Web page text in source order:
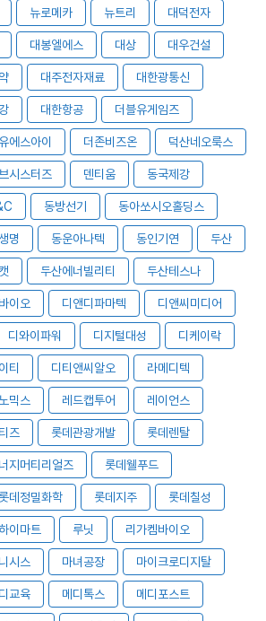
뉴로메카 뉴트리 대덕전자
대봉엘에스 대상 대우건설
대주전자재료 대한광통신
대한항공 더블유게임즈
에스아이 더존비즈온 덕산네오룩스
시스터즈 덴티움 동국제강
동방선기 동아쏘시오홀딩스
명 동운아나텍 동인기연 두산
두산에너빌리티 두산테스나
이오 디앤디파마텍 디앤씨미디어
디와이파워 디지털대성 디케이락
티 디티앤씨알오 라메디텍
믹스 레드캡투어 레이언스
즈 롯데관광개발 롯데렌탈
지머티리얼즈 롯데웰푸드
데정밀화학 롯데지주 롯데칠성
이마트 루닛 리가켐바이오
시스 마녀공장 마이크로디지탈
교육 메디톡스 메디포스트